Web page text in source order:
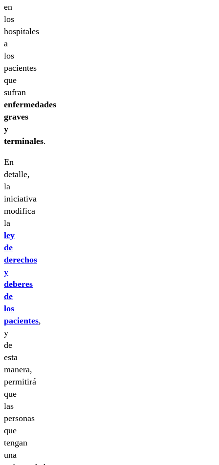
en
los
hospitales
a
los
pacientes
que
sufran
enfermedades
graves
y
terminales.
En
detalle,
la
iniciativa
modifica
la
ley
de
derechos
y
deberes
de
los
pacientes,
y
de
esta
manera,
permitirá
que
las
personas
que
tengan
una